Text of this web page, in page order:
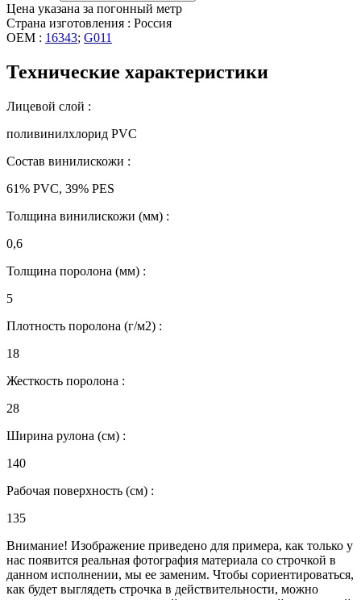
Цена указана за погонный метр
Страна изготовления : Россия
OEM : 16343; G011
Технические характеристики
Лицевой слой :
поливинилхлорид PVC
Состав винилискожи :
61% PVC, 39% PES
Толщина винилискожи (мм) :
0,6
Толщина поролона (мм) :
5
Плотность поролона (г/м2) :
18
Жесткость поролона :
28
Ширина рулона (см) :
140
Рабочая поверхность (см) :
135
Внимание! Изображение приведено для примера, как только у
нас появится реальная фотография материала со строчкой в
данном исполнении, мы ее заменим. Чтобы сориентироваться,
как будет выглядеть строчка в действительности, можно